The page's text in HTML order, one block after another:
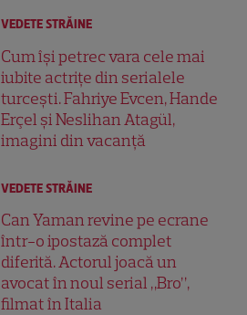
VEDETE STRĂINE
Cum își petrec vara cele mai
iubite actrițe din serialele
turcești. Fahriye Evcen, Hande
Erçel și Neslihan Atagül,
imagini din vacanță
VEDETE STRĂINE
Can Yaman revine pe ecrane
într-o ipostază complet
diferită. Actorul joacă un
avocat în noul serial „Bro”,
filmat în Italia